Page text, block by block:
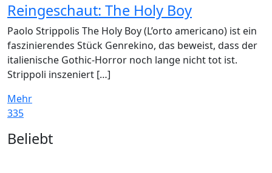
Reingeschaut: The Holy Boy
Paolo Strippolis The Holy Boy (L’orto americano) ist ein
faszinierendes Stück Genrekino, das beweist, dass der
italienische Gothic-Horror noch lange nicht tot ist.
Strippoli inszeniert […]
Mehr
335
Widgets
Beliebt